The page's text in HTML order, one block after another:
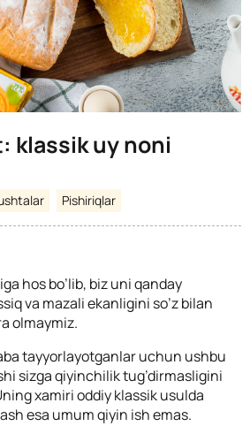
klassik uy noni
Pishiriqlar
hos bo’lib, biz uni qanday
va mazali ekanligini so’z bilan
olmaymiz.
tayyorlayotganlar uchun ushbu
sizga qiyinchilik tug’dirmasligini
xamiri oddiy klassik usulda
esa umum qiyin ish emas.